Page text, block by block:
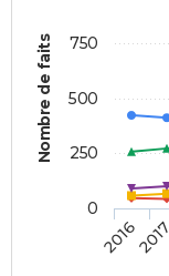
Nombre de faits
20162017
0
250
500
750